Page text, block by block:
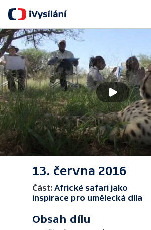
13. června 2016
Část: Africké safari jako
inspirace pro umělecká díla
Obsah dílu